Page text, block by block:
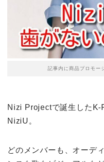
記事内に商品プロモー
Nizi Projectで誕生したK-
NiziU。
どのメンバーも、オーデ